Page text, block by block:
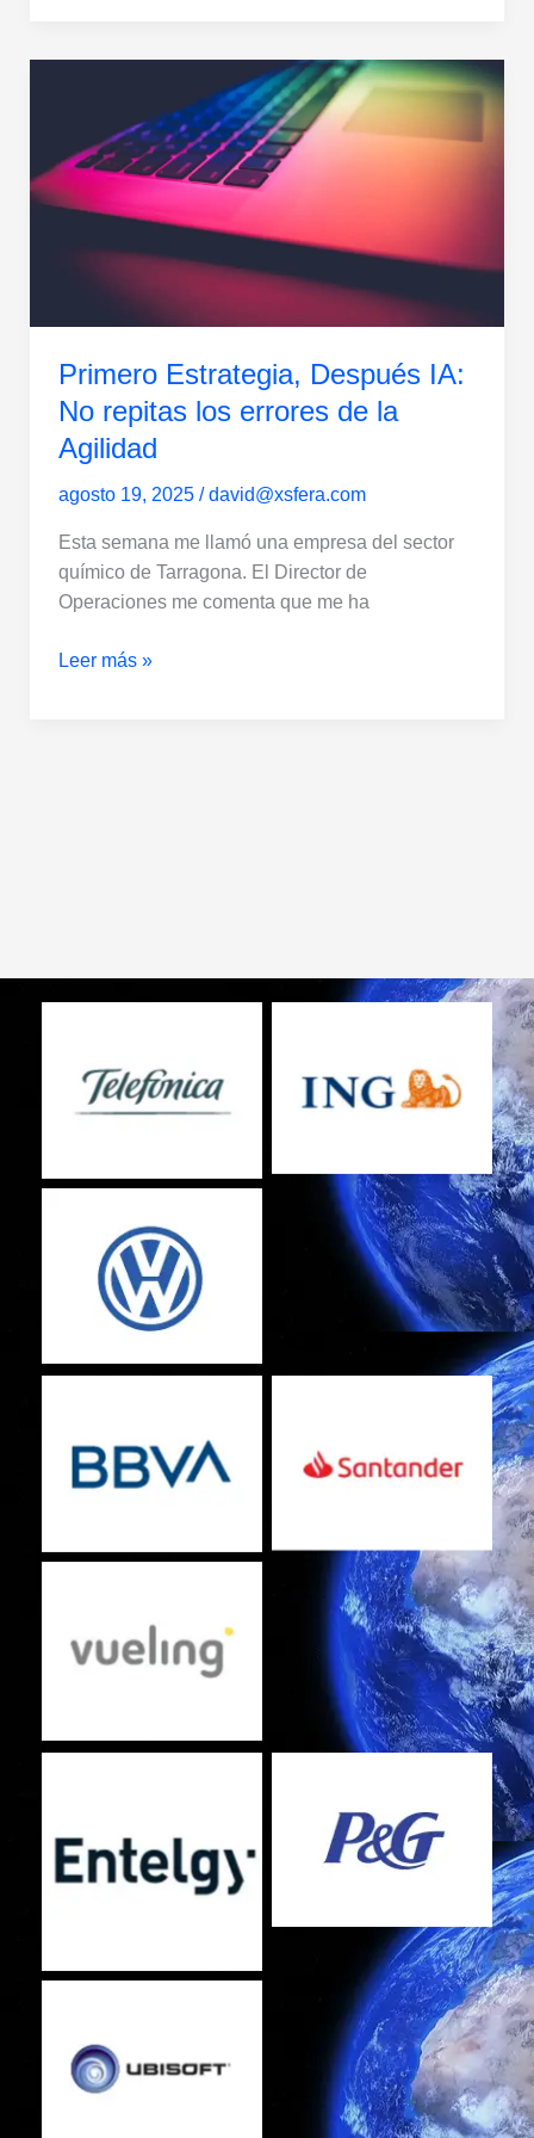
Primero Estrategia, Después IA:
No repitas los errores de la
Agilidad
agosto 19, 2025 /david@xsfera.com
Esta semana me llamó una empresa del sector
químico de Tarragona. El Director de
Operaciones me comenta que me ha
Después
IA:
No
repitas
Agilidad
Leer más »
Sin leyenda Sin leyenda
Sin leyenda
Sin leyenda Sin leyenda
Sin leyenda
Sin leyenda
Sin leyenda
Sin leyenda